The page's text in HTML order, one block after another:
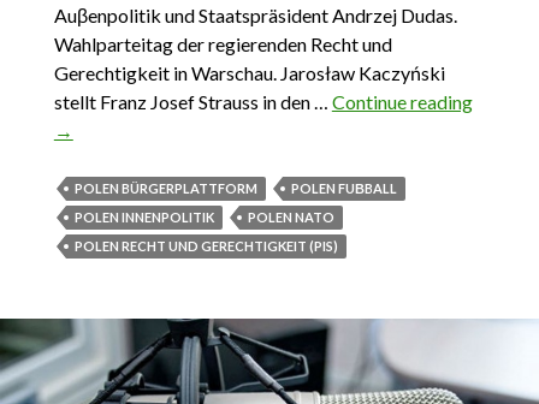
Auβenpolitik und Staatspräsident Andrzej Dudas.
Wahlparteitag der regierenden Recht und
Gerechtigkeit in Warschau. Jarosław Kaczyński
stellt Franz Josef Strauss in den … Continue readingDas
→
POLEN BÜRGERPLATTFORM
POLEN FUΒBALL
POLEN INNENPOLITIK
POLEN NATO
POLEN RECHT UND GERECHTIGKEIT (PIS)